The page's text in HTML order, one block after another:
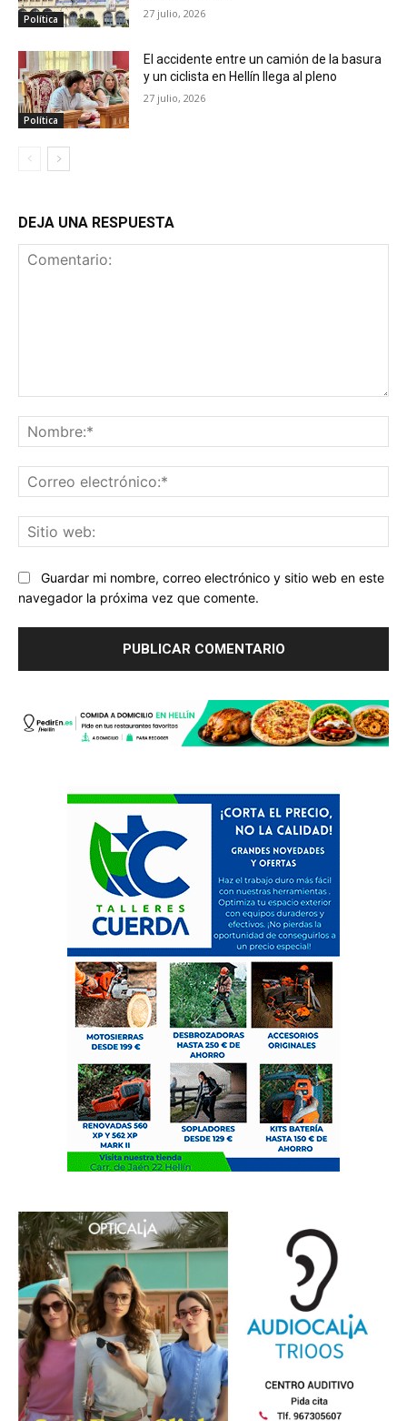
Política 27 julio, 2026
Política
El accidente entre un camión de la basura
y un ciclista en Hellín llega al pleno
27 julio, 2026
DEJA UNA RESPUESTA
Guardar mi nombre, correo electrónico y sitio web en este
navegador la próxima vez que comente.